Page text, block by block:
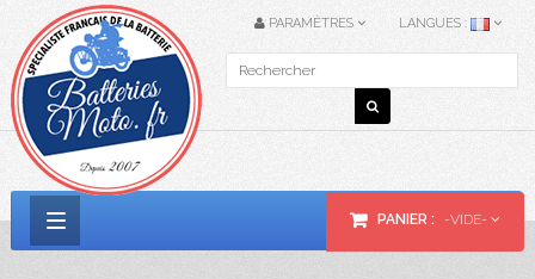
PARAMÈTRES LANGUES :
PANIER : -VIDE-